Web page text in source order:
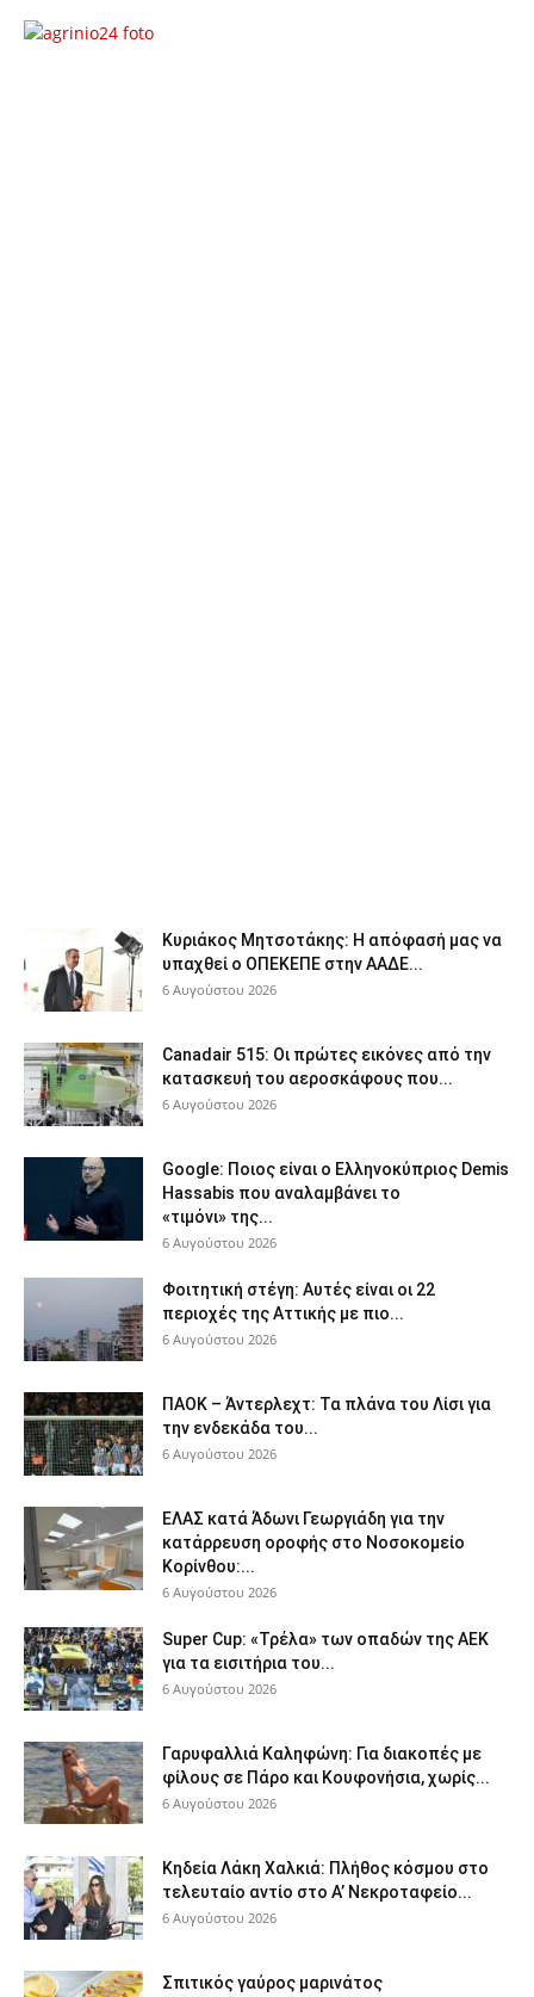
Κυριάκος Μητσοτάκης: Η απόφασή μας να
υπαχθεί ο ΟΠΕΚΕΠΕ στην ΑΑΔΕ...
6 Αυγούστου 2026
Canadair 515: Οι πρώτες εικόνες από την
κατασκευή του αεροσκάφους που...
6 Αυγούστου 2026
Google: Ποιος είναι ο Ελληνοκύπριος Demis
Hassabis που αναλαμβάνει το
«τιμόνι» της...
6 Αυγούστου 2026
Φοιτητική στέγη: Aυτές είναι οι 22
περιοχές της Αττικής με πιο...
6 Αυγούστου 2026
ΠΑΟΚ – Άντερλεχτ: Τα πλάνα του Λίσι για
την ενδεκάδα του...
6 Αυγούστου 2026
ΕΛΑΣ κατά Άδωνι Γεωργιάδη για την
κατάρρευση οροφής στο Νοσοκομείο
Κορίνθου:...
6 Αυγούστου 2026
Super Cup: «Τρέλα» των οπαδών της ΑΕΚ
για τα εισιτήρια του...
6 Αυγούστου 2026
Γαρυφαλλιά Καληφώνη: Για διακοπές με
φίλους σε Πάρο και Κουφονήσια, χωρίς...
6 Αυγούστου 2026
Κηδεία Λάκη Χαλκιά: Πλήθος κόσμου στο
τελευταίο αντίο στο Α’ Νεκροταφείο...
6 Αυγούστου 2026
Σπιτικός γαύρος μαρινάτος